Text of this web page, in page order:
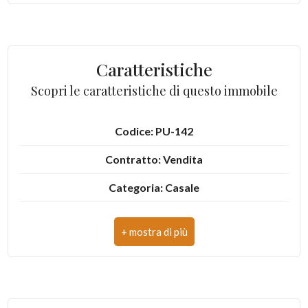
Caratteristiche
Scopri le caratteristiche di questo immobile
Codice: PU-142
Contratto: Vendita
Categoria: Casale
Indirizzo: Strada Provinciale 113
CAP: 62020
5